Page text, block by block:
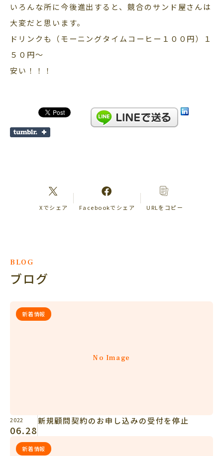
いろんな所に今後進出すると、競合のサンド屋さんは
大変だと思います。
ドリンクも（モーニングタイムコーヒー１００円）１
５０円～
安い！！！
Xでシェア Facebookでシェア URLをコピー
BLOG
ブログ
No Image
新着情報
2022
06.28
新規顧問契約のお申し込みの受付を停止
新着情報